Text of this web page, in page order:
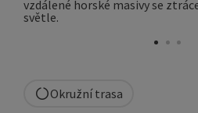
Okružní trasa